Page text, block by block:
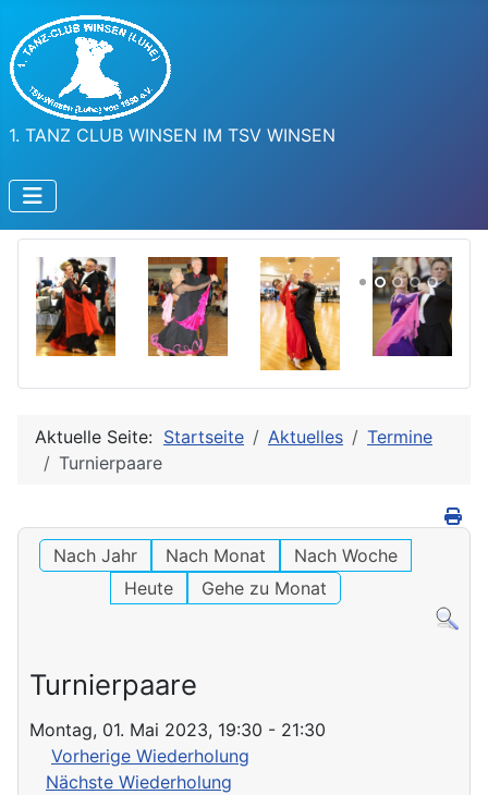
1. TANZ CLUB WINSEN IM TSV WINSEN
Aktuelle Seite: Startseite Aktuelles
Termine
Turnierpaare
Nach Jahr Nach Monat
Nach Woche
Heute
Gehe zu Monat
Turnierpaare
Montag, 01. Mai 2023, 19:30 - 21:30
Vorherige Wiederholung
Nächste Wiederholung